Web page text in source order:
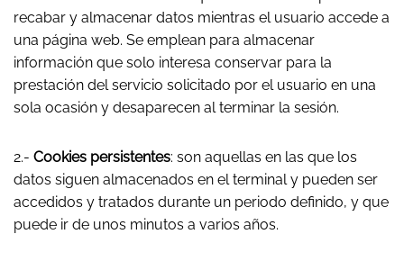
recabar y almacenar datos mientras el usuario accede a
una página web. Se emplean para almacenar
información que solo interesa conservar para la
prestación del servicio solicitado por el usuario en una
sola ocasión y desaparecen al terminar la sesión.
2.- Cookies persistentes: son aquellas en las que los
datos siguen almacenados en el terminal y pueden ser
accedidos y tratados durante un periodo definido, y que
puede ir de unos minutos a varios años.